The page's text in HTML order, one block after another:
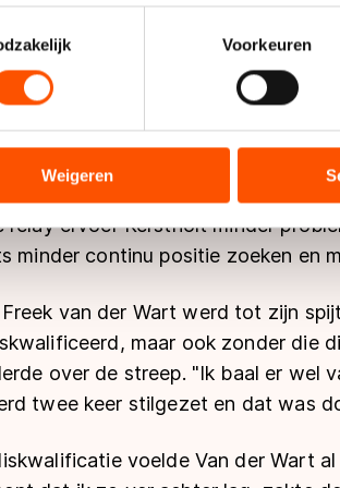
identificeren door het actief te
over hoe uw persoonlijke gegevens
op elk moment wijzigen of intrekken in
We delen informatie over uw gebruik
kunnen deze combineren met andere
Sommige partners kunnen gegevens
geldt volgens de
vindt u in ons cookiebeleid.
Voorkeuren
Weigeren
Kerstholt had moeite
valt mijn techniek uit elkaar. En
positie. Het was daardoor meer
relay ervoer Kerstholt minder
minder continu positie zoeken en
van der Wart werd tot zijn
maar ook zonder die
over de streep. "Ik baal er wel
twee keer stilgezet en dat was
voelde Van der Wart